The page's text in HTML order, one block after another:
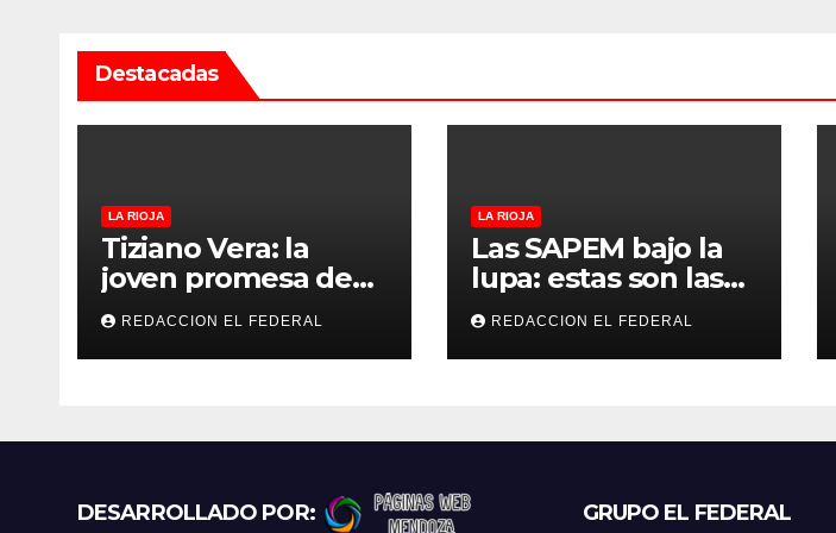
a
d
s
Destacadas
LA RIOJA
Tiziano Vera: la
joven promesa de
La Rioja fue
convocado a la
Selección Argentina
REDACCION EL FEDERAL
LA RIOJA
Las SAPEM bajo la
lupa: estas son las
empresas que
evalúan vender a
capitales privados
REDACCION EL FEDERAL
DESARROLLADO POR: GRUPO EL FEDERAL